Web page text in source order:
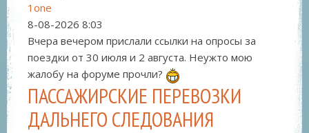
1one
8-08-2026 8:03
Вчера вечером прислали ссылки на опросы за
поездки от 30 июля и 2 августа. Неужто мою
жалобу на форуме прочли?
ПАССАЖИРСКИЕ ПЕРЕВОЗКИ
ДАЛЬНЕГО СЛЕДОВАНИЯ